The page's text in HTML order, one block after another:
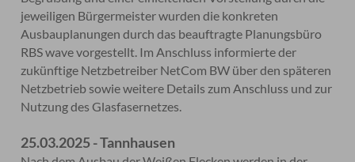
jeweiligen Bürgermeister wurden die konkreten
Ausbauplanungen durch das beauftragte Planungsbüro
RBS wave vorgestellt. Im Anschluss informierte der
zukünftige Netzbetreiber NetCom BW über den späteren
Netzbetrieb sowie weitere Details zum Anschluss und zur
Nutzung des Glasfasernetzes.
25.03.2025 - Tannhausen